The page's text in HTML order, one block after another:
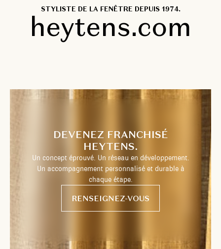
STYLISTE DE LA FENÊTRE DEPUIS 1974.
heytens.com
DEVENEZ FRANCHISÉ
HEYTENS.
Un concept éprouvé. Un réseau en développement.
Un accompagnement personnalisé et durable à
chaque étape.
RENSEIGNEZ-VOUS